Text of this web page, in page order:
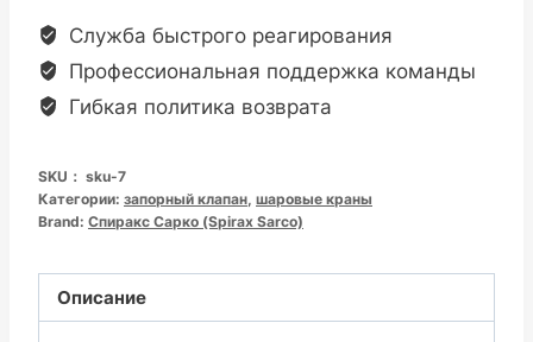
Служба быстрого реагирования
Профессиональная поддержка команды
Гибкая политика возврата
SKU： sku-7
Категории: запорный клапан, шаровые краны
Brand: Спиракс Сарко (Spirax Sarco)
Описание